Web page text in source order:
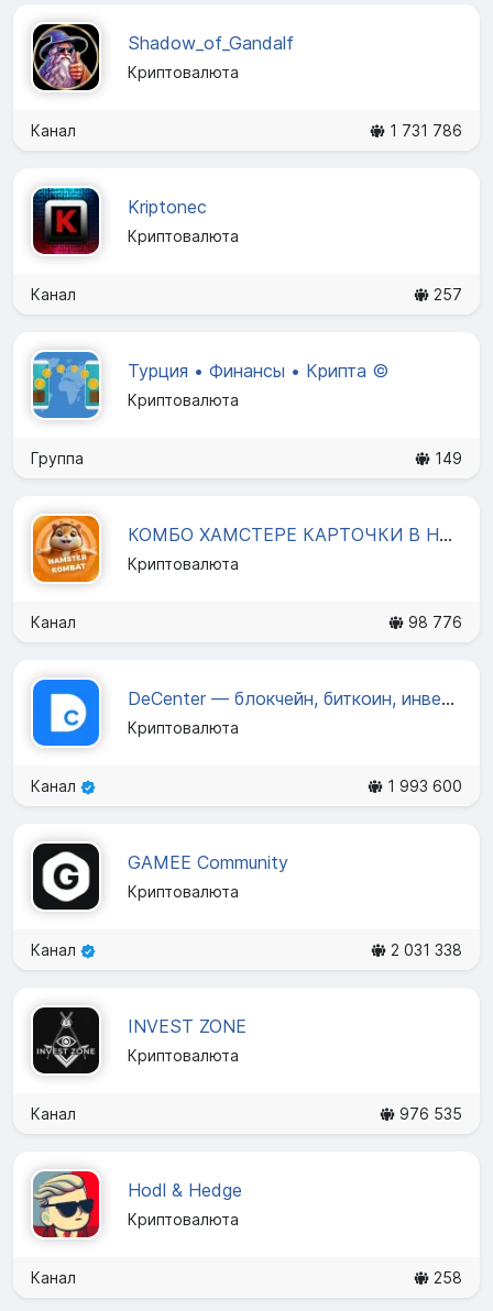
Shadow_of_Gandalf
Криптовалюта
Канал 1 731 786
Kriptonec
Криптовалюта
Канал 257
Турция • Финансы • Крипта ©️
Криптовалюта
Группа 149
КОМБО ХАМСТЕРЕ КАРТОЧКИ В HUMSTERE
Криптовалюта
Канал 98 776
DeCenter — блокчейн, биткоин, инвестиции
Криптовалюта
Канал 1 993 600
GAMEE Community
Криптовалюта
Канал 2 031 338
INVEST ZONE
Криптовалюта
Канал 976 535
Hodl & Hedge
Криптовалюта
Канал 258